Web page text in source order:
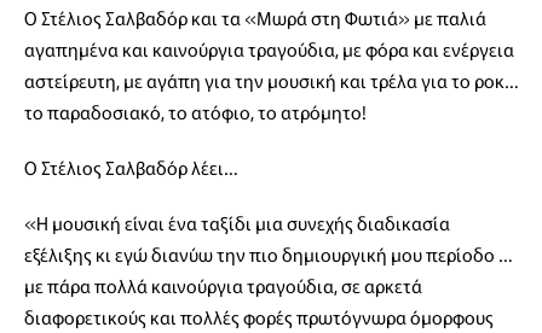
Ο Στέλιος Σαλβαδόρ και τα «Μωρά στη Φωτιά» με παλιά
αγαπημένα και καινούργια τραγούδια, με φόρα και ενέργεια
αστείρευτη, με αγάπη για την μουσική και τρέλα για το ροκ…
το παραδοσιακό, το ατόφιο, το ατρόμητο!
Ο Στέλιος Σαλβαδόρ λέει…
«Η μουσική είναι ένα ταξίδι μια συνεχής διαδικασία
εξέλιξης κι εγώ διανύω την πιο δημιουργική μου περίοδο …
με πάρα πολλά καινούργια τραγούδια, σε αρκετά
διαφορετικούς και πολλές φορές πρωτόγνωρα όμορφους